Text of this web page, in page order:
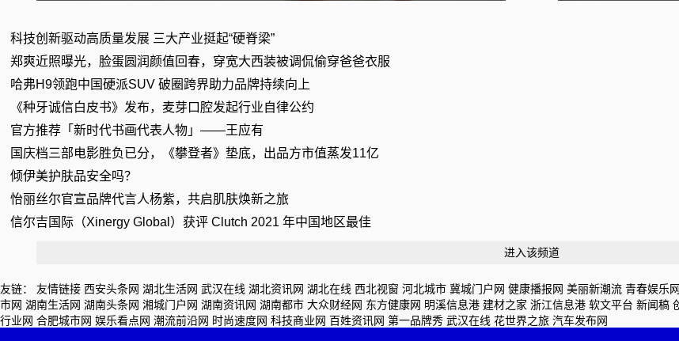
科技创新驱动高质量发展 三大产业挺起“硬脊梁”
郑爽近照曝光，脸蛋圆润颜值回春，穿宽大西装被调侃偷穿爸爸衣服
哈弗H9领跑中国硬派SUV 破圈跨界助力品牌持续向上
《种牙诚信白皮书》发布，麦芽口腔发起行业自律公约
官方推荐「新时代书画代表人物」——王应有
国庆档三部电影胜负已分，《攀登者》垫底，出品方市值蒸发11亿
倾伊美护肤品安全吗？
怡丽丝尔官宣品牌代言人杨紫，共启肌肤焕新之旅
信尔吉国际（Xinergy Global）获评 Clutch 2021 年中国地区最佳
进入该频道
友链： 友情链接 西安头条网 湖北生活网 武汉在线 湖北资讯网 湖北在线 西北视窗 河北城市 冀城门户网 健康播报网 美丽新潮流 青春娱乐网
市网 湖南生活网 湖南头条网 湘城门户网 湖南资讯网 湖南都市 大众财经网 东方健康网 明溪信息港 建材之家 浙江信息港 软文平台 新闻稿
行业网 合肥城市网 娱乐看点网 潮流前沿网 时尚速度网 科技商业网 百姓资讯网 第一品牌秀 武汉在线 花世界之旅 汽车发布网